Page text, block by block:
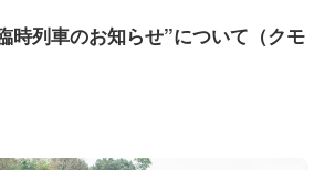
時列車のお知らせ”について（クモ